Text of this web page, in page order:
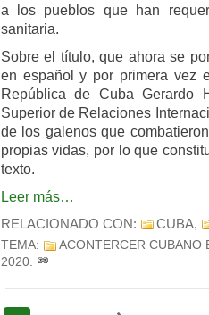
a los pueblos que han
sanitaria.
Sobre el título, que ahora se
en español y por primera vez
República de Cuba Gerardo
Superior de Relaciones
de los galenos que
propias vidas, por lo que
texto.
Leer más…
RELACIONADO CON: CUBA,
TEMA:
ACONTERCER CUBANO
2020.